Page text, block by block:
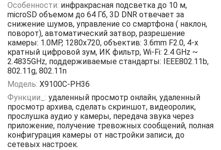
Особенности: инфракрасная подсветка до 10 м,
microSD объемом до 64 Гб, 3D DNR отвечает за
снижение шумов, управление со смартфона ( наклон,
поворот), автоматический затвор, разрешение
камеры: 1.0MP, 1280x720, объектив: 3.6mm F2.0, 4-х
кратный цифровой зум, ИК фильтр, Wi-Fi: 2.4 GHz ~
2.4835GHz, поддерживаемые стандарты: IEEE802.11b,
802.11g, 802.11n
Модель: Х9100С-РН36
Функции_: удаленный просмотр онлайн, удаленный
просмотр архива, сделать скриншот, видеоролик,
прослушка аудио у камеры, передача звука через
приложение, получение тревожных сообщений, полная
конфигурация камеры от настройки записи, до
сетевых настроек.